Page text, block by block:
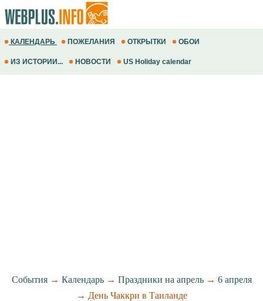
КАЛЕНДАРЬ ПОЖЕЛАНИЯ ОТКРЫТКИ ОБОИ
ИЗ ИСТОРИИ... НОВОСТИ US Holiday calendar
События→ Календарь→ Праздники на апрель→ 6 апреля
→ День Чаккри в Таиланде